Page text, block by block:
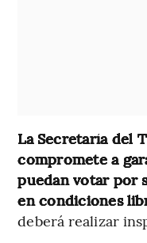
La Secretaría del
compromete a
puedan votar por
en condiciones
deberá realizar